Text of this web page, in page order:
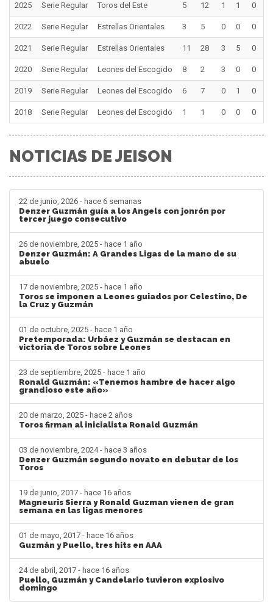
2025 Serie Regular Toros del Este 5 12 1 1 0
2022 Serie Regular Estrellas Orientales 3 5 0 0 0
2021 Serie Regular Estrellas Orientales 11 28 3 5 0
2020 Serie Regular Leones del Escogido 8 2 3 0 0
2019 Serie Regular Leones del Escogido 6 7 0 1 0
2018 Serie Regular Leones del Escogido 1 1 0 0 0
NOTICIAS DE JEISON
22 de junio, 2026 - hace 6 semanas
Denzer Guzmán guía a los Angels con jonrón por
tercer juego consecutivo
26 de noviembre, 2025 - hace 1 año
Denzer Guzmán: A Grandes Ligas de la mano de su
abuelo
17 de noviembre, 2025 - hace 1 año
Toros se imponen a Leones guiados por Celestino, De
la Cruz y Guzmán
01 de octubre, 2025 - hace 1 año
Pretemporada: Urbáez y Guzmán se destacan en
victoria de Toros sobre Leones
23 de septiembre, 2025 - hace 1 año
Ronald Guzmán: «Tenemos hambre de hacer algo
grandioso este año»
20 de marzo, 2025 - hace 2 años
Toros firman al inicialista Ronald Guzmán
03 de noviembre, 2024 - hace 3 años
Denzer Guzmán segundo novato en debutar de los
Toros
19 de junio, 2017 - hace 16 años
Magneuris Sierra y Ronald Guzman vienen de gran
semana en las ligas menores
01 de mayo, 2017 - hace 16 años
Guzmán y Puello, tres hits en AAA
24 de abril, 2017 - hace 16 años
Puello, Guzmán y Candelario tuvieron explosivo
domingo